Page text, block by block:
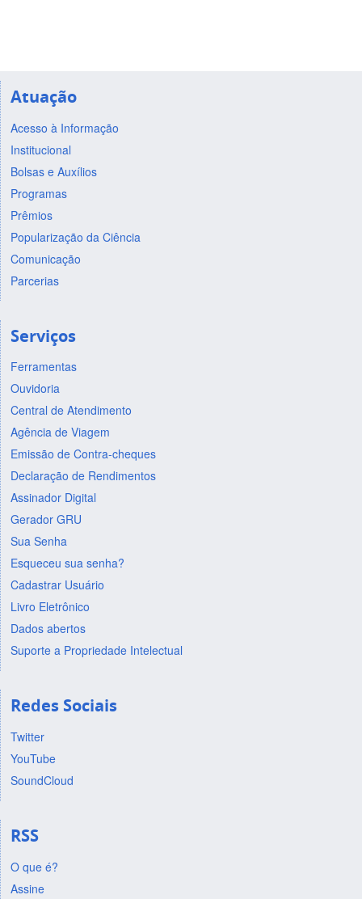
Atuação
Acesso à Informação
Institucional
Bolsas e Auxílios
Programas
Prêmios
Popularização da Ciência
Comunicação
Parcerias
Serviços
Ferramentas
Ouvidoria
Central de Atendimento
Agência de Viagem
Emissão de Contra-cheques
Declaração de Rendimentos
Assinador Digital
Gerador GRU
Sua Senha
Esqueceu sua senha?
Cadastrar Usuário
Livro Eletrônico
Dados abertos
Suporte a Propriedade Intelectual
Redes Sociais
Twitter
YouTube
SoundCloud
RSS
O que é?
Assine